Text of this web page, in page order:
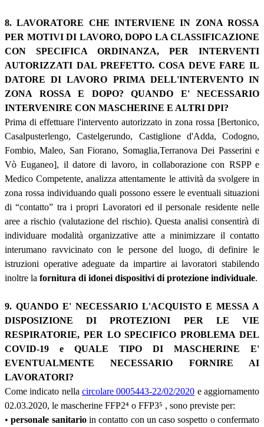
8. LAVORATORE CHE INTERVIENE IN ZONA ROSSA
PER MOTIVI DI LAVORO, DOPO LA CLASSIFICAZIONE
CON SPECIFICA ORDINANZA, PER INTERVENTI
AUTORIZZATI DAL PREFETTO. COSA DEVE FARE IL
DATORE DI LAVORO PRIMA DELL'INTERVENTO IN
ZONA ROSSA E DOPO? QUANDO E' NECESSARIO
INTERVENIRE CON MASCHERINE E ALTRI DPI?
Prima di effettuare l'intervento autorizzato in zona rossa [Bertonico,
Casalpusterlengo, Castelgerundo, Castiglione d'Adda, Codogno,
Fombio, Maleo, San Fiorano, Somaglia,Terranova Dei Passerini e
Vò Euganeo], il datore di lavoro, in collaborazione con RSPP e
Medico Competente, analizza attentamente le attività da svolgere in
zona rossa individuando quali possono essere le eventuali situazioni
di “contatto” tra i propri Lavoratori ed il personale residente nelle
aree a rischio (valutazione del rischio). Questa analisi consentirà di
individuare modalità organizzative atte a minimizzare il contatto
interumano ravvicinato con le persone del luogo, di definire le
istruzioni operative adeguate da impartire ai lavoratori stabilendo
inoltre la fornitura di idonei dispositivi di protezione individuale.
9. QUANDO E' NECESSARIO L'ACQUISTO E MESSA A
DISPOSIZIONE DI PROTEZIONI PER LE VIE
RESPIRATORIE, PER LO SPECIFICO PROBLEMA DEL
COVID-19 e QUALE TIPO DI MASCHERINE E'
EVENTUALMENTE NECESSARIO FORNIRE AI
LAVORATORI?
Come indicato nella circolare 0005443-22/02/2020 e aggiornamento
02.03.2020, le mascherine FFP2⁴ o FFP3⁵ , sono previste per:
•personale sanitarioin contatto con un caso sospetto o confermato